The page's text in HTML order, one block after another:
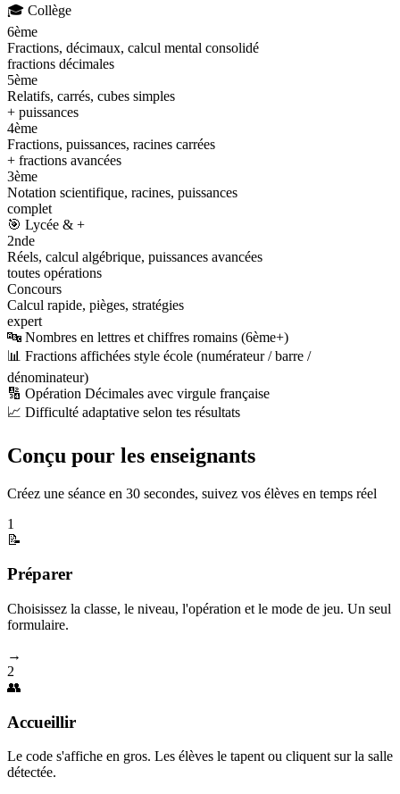
🎓 Collège
6ème
Fractions, décimaux, calcul mental consolidé
fractions décimales
5ème
Relatifs, carrés, cubes simples
+ puissances
4ème
Fractions, puissances, racines carrées
+ fractions avancées
3ème
Notation scientifique, racines, puissances
complet
🎯 Lycée & +
2nde
Réels, calcul algébrique, puissances avancées
toutes opérations
Concours
Calcul rapide, pièges, stratégies
expert
🔤 Nombres en lettres et chiffres romains (6ème+)
📊 Fractions affichées style école (numérateur / barre /
dénominateur)
🔢 Opération Décimales avec virgule française
📈 Difficulté adaptative selon tes résultats
Conçu pour les enseignants
Créez une séance en 30 secondes, suivez vos élèves en temps réel
1
📝
Préparer
Choisissez la classe, le niveau, l'opération et le mode de jeu. Un seul
formulaire.
→
2
👥
Accueillir
Le code s'affiche en gros. Les élèves le tapent ou cliquent sur la salle
détectée.